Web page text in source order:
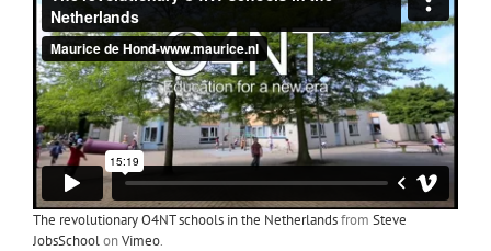
The revolutionary O4NT schools in the Netherlandsfrom Steve
JobsSchoolonVimeo.